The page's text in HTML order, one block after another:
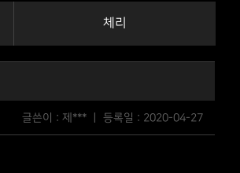
체리
글쓴이 : 제*** ㅣ 등록일 : 2020-04-27